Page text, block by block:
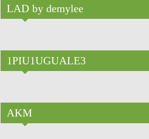
LAD by demylee
1PIU1UGUALE3
AKM